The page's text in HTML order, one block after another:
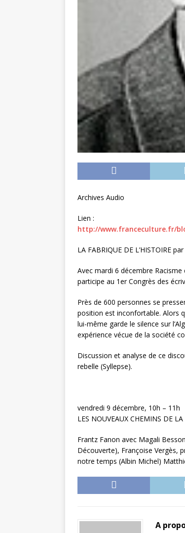
Archives Audio
Lien :
http://www.franceculture.fr/
LA FABRIQUE DE L’HISTOIRE
Avec mardi 6 décembre
participe au 1er Congrès des
Près de 600 personnes se
position est inconfortable. Alors
lui-même garde le silence sur
expérience vécue de la société
Discussion et analyse de ce
rebelle (Syllepse).
vendredi 9 décembre, 10h – 11h
LES NOUVEAUX CHEMINS DE
Frantz Fanon avec Magali
Découverte), Françoise Vergès,
notre temps (Albin Michel)
A